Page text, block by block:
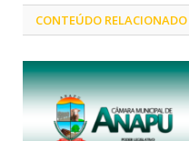
CONTEÚDO RELACIONADO